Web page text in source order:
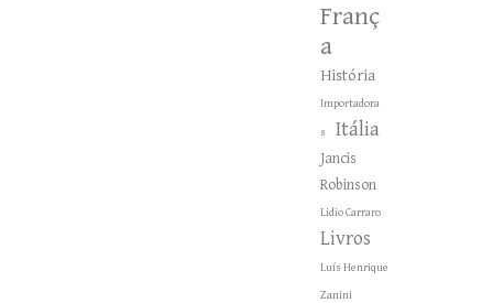
Franç
a
História
Importadora
s Itália
Jancis
Robinson
Lidio Carraro
Livros
Luís Henrique
Zanini